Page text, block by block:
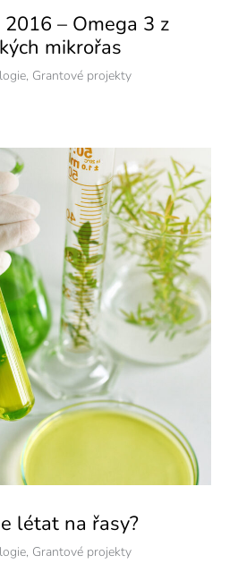
– Omega 3 z
mikrořas
, Grantové projekty
létat na řasy?
, Grantové projekty